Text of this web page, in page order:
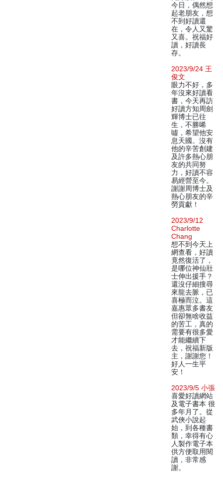
今日，偶然想
起老朋友，想
不到好讀還
在，令人又驚
又喜。祝福好
讀，好讀長
存。
2023/9/24 王
俊文
眼力不好，多
年沒來好讀看
書，今天再訪
好讀方知周劍
輝博士已往
生，不勝唏
噓，希望他安
息天國。沒有
他的辛苦創建
及許多熱心朋
友的共同努
力，好讀不容
易經營至今。
謝謝周博士及
熱心朋友的辛
勞貢獻！
2023/9/12
Charlotte
Chang
想不到今天上
網查看，好讀
竟然復活了，
是哪位神仙壯
士伸出援手？
還沒仔細搜尋
來龍去脈，已
喜極而泣。這
嘉惠眾多書友
但卻無啥收益
的苦工，真的
需要有很多愛
才能繼續下
去，祝福新版
主，謝謝您！
好人一生平
安！
2023/9/5 小張
喜愛好讀網站
及電子書本 很
多年月了。從
武俠小說起
始，到各種書
類，幸得有心
人製作電子本
供方便取用閱
讀，非常感
謝。